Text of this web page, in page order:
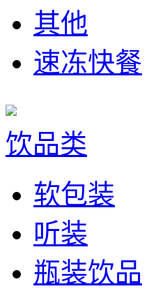
其他
速冻快餐
饮品类
软包装
听装
瓶装饮品